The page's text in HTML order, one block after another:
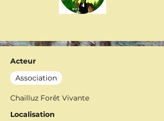
Acteur
Association
Chailluz Forêt Vivante
Localisation